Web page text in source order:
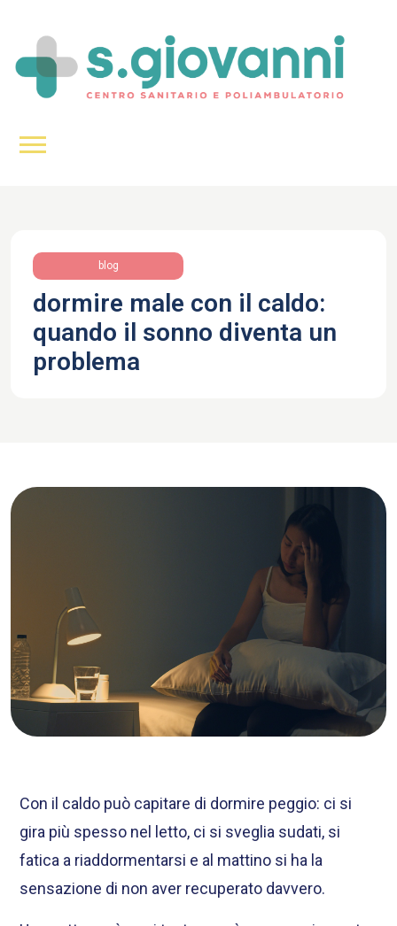
blog
dormire male con il caldo:
quando il sonno diventa un
problema
Con il caldo può capitare di dormire peggio: ci si
gira più spesso nel letto, ci si sveglia sudati, si
fatica a riaddormentarsi e al mattino si ha la
sensazione di non aver recuperato davvero.